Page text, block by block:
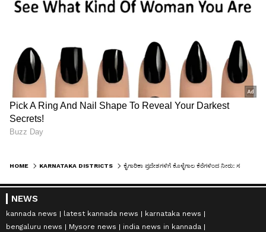
HOME KARNATAKA DISTRICTS
NEWS
kannada news latest kannada news
karnataka news
bengaluru news
Mysore news
india news in kannada